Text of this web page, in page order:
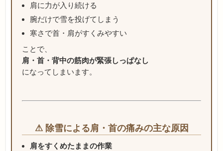
肩に力が入り続ける
腕だけで雪を投げてしまう
寒さで首・肩がすくみやすい
ことで、
肩・首・背中の筋肉が緊張しっぱなし
になってしまいます。
⚠ 除雪による肩・首の痛みの主な原因
肩をすくめたままの作業